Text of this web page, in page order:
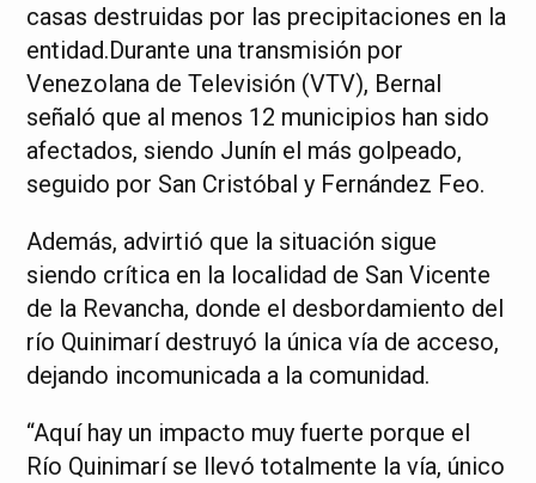
casas destruidas por las precipitaciones en la
entidad.Durante una transmisión por
Venezolana de Televisión (VTV), Bernal
señaló que al menos 12 municipios han sido
afectados, siendo Junín el más golpeado,
seguido por San Cristóbal y Fernández Feo.
Además, advirtió que la situación sigue
siendo crítica en la localidad de San Vicente
de la Revancha, donde el desbordamiento del
río Quinimarí destruyó la única vía de acceso,
dejando incomunicada a la comunidad.
“Aquí hay un impacto muy fuerte porque el
Río Quinimarí se llevó totalmente la vía, único